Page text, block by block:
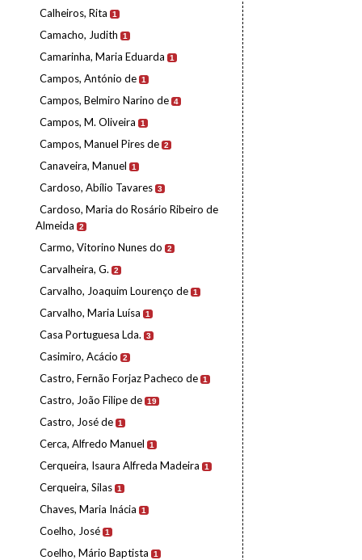
Calheiros, Rita 1
Camacho, Judith 1
Camarinha, Maria Eduarda 1
Campos, António de 1
Campos, Belmiro Narino de 4
Campos, M. Oliveira 1
Campos, Manuel Pires de 2
Canaveira, Manuel 1
Cardoso, Abílio Tavares 3
Cardoso, Maria do Rosário Ribeiro de
Almeida
2
Carmo, Vitorino Nunes do 2
Carvalheira, G. 2
Carvalho, Joaquim Lourenço de 1
Carvalho, Maria Luísa 1
Casa Portuguesa Lda. 3
Casimiro, Acácio 2
Castro, Fernão Forjaz Pacheco de 1
Castro, João Filipe de 19
Castro, José de 1
Cerca, Alfredo Manuel 1
Cerqueira, Isaura Alfreda Madeira 1
Cerqueira, Silas 1
Chaves, Maria Inácia 1
Coelho, José 1
Coelho, Mário Baptista 1